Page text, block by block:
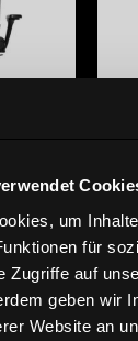
um
für
Zugriffe auf
geben wir
Website an